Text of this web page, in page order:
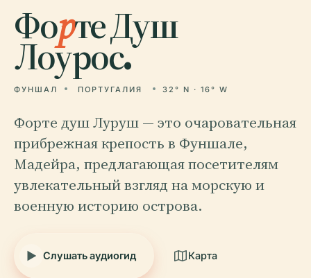
Форте Душ
Лоурос.
ФУНШАЛ ПОРТУГАЛИЯ 32° N · 16° W
Форте душ Луруш — это очаровательная
прибрежная крепость в Фуншале,
Мадейра, предлагающая посетителям
увлекательный взгляд на морскую и
военную историю острова.
Слушать аудиогид Карта